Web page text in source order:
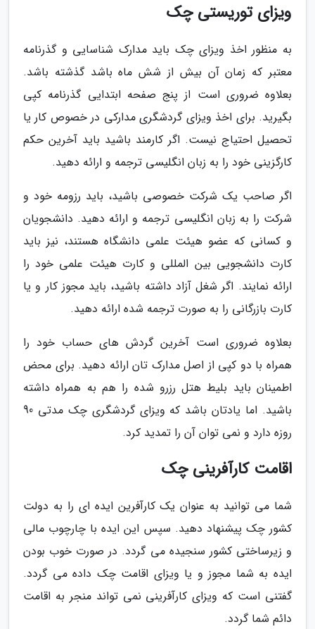
ویزای توریستی چک
به منظور اخذ ویزای چک باید مدارک شناسایی و گذرنامه
معتبر که زمان آن بیش از شش ماه باشد گذشته باشد.
بعلاوه ضروری است از پنج صفحه ابتدایی گذرنامه کپی
بگیرید. برای اخذ ویزای گردشگری مدارکی در خصوص کار یا
تحصیل احتیاج نیست. اگر کارمند باشید باید آخرین حکم
کارگزینی خود را به زبان انگلیسی ترجمه و ارائه دهید.
اگر صاحب یک شرکت خصوصی باشید، باید رزومه خود و
شرکت را به زبان انگلیسی ترجمه و ارائه دهید. دانشجویان
و کسانی که عضو هیئت علمی دانشگاه هستند، نیز باید
کارت دانشجویی بین المللی و کارت هیئت علمی خود را
ارائه نمایند. اگر شغل آزاد داشته باشید، باید مجوز کار و یا
کارت بازرگانی را به صورت ترجمه شده ارائه دهید.
بعلاوه ضروری است آخرین گردش های حساب خود را
همراه با دو کپی از اصل مدارک تان ارائه دهید. برای محض
اطمینان باید بلیط هتل رزرو شده را هم به همراه داشته
باشید. اما یادتان باشد که ویزای گردشگری چک مدتی 90
روزه دارد و نمی توان آن را تمدید کرد.
اقامت کارآفرینی چک
شما می توانید به عنوان یک کارآفرین ایده ای را به دولت
کشور چک پیشنهاد دهید. سپس این ایده با چارچوب مالی
و زیرساختی کشور سنجیده می گردد. در صورت خوب بودن
ایده به شما مجوز و یا ویزای اقامت چک داده می گردد.
گفتنی است که ویزای کارآفرینی نمی تواند منجر به اقامت
دائم شما گردد.